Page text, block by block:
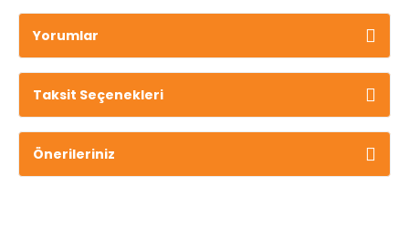
Yorumlar
Taksit Seçenekleri
Önerileriniz